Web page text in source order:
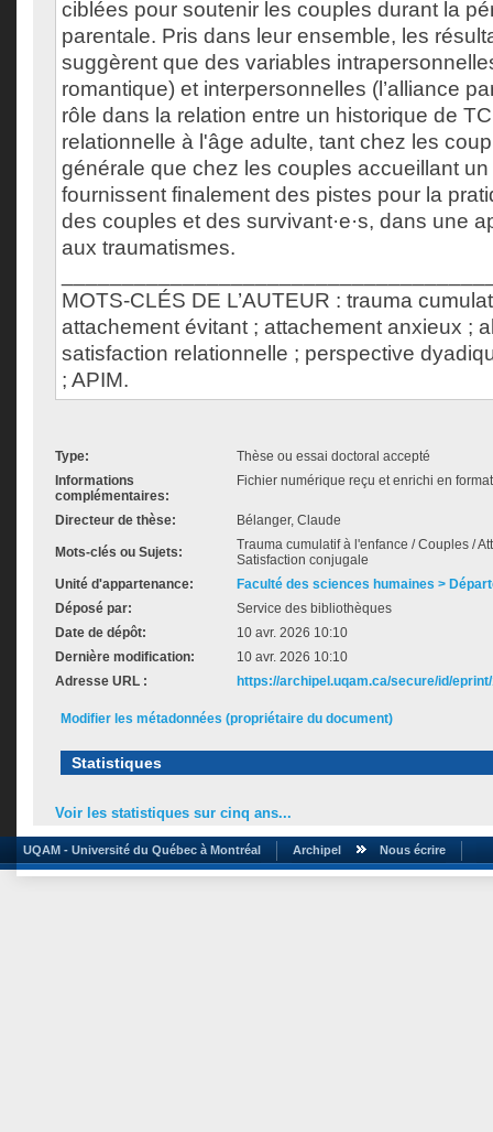
ciblées pour soutenir les couples durant la
parentale. Pris dans leur ensemble, les
suggèrent que des variables
romantique) et interpersonnelles (l’alliance
rôle dans la relation entre un historique de
relationnelle à l'âge adulte, tant chez les
générale que chez les couples accueillant
fournissent finalement des pistes pour la
des couples et des survivant·e·s, dans une
aux traumatismes.
MOTS-CLÉS DE L’AUTEUR : trauma
attachement évitant ; attachement anxieux ;
satisfaction relationnelle ; perspective
; APIM.
Type:
Thèse ou essai doctoral accepté
Informations
complémentaires:
Fichier numérique reçu et enrichi en
Directeur de thèse: Bélanger, Claude
Mots-clés ou Sujets:
Trauma cumulatif à l'enfance / Couples /
Satisfaction conjugale
Unité d'appartenance:
Faculté des sciences humaines >
Déposé par:
Service des bibliothèques
Date de dépôt:
10 avr. 2026 10:10
Dernière modification:
10 avr. 2026 10:10
Adresse URL :
https://archipel.uqam.ca/secure/id/
Modifier les métadonnées (propriétaire du document)
Statistiques
Voir les statistiques sur cinq ans...
UQAM - Université du Québec à Montréal Archipel Nous écrire